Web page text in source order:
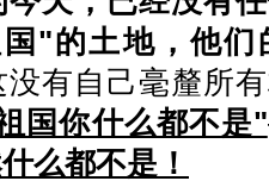
"的土地，他们
没有自己毫釐所
国你什么都不是"
么都不是！